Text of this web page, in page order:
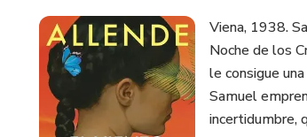
Viena, 1938.
Noche de los
le consigue
Samuel
incertidumbre,